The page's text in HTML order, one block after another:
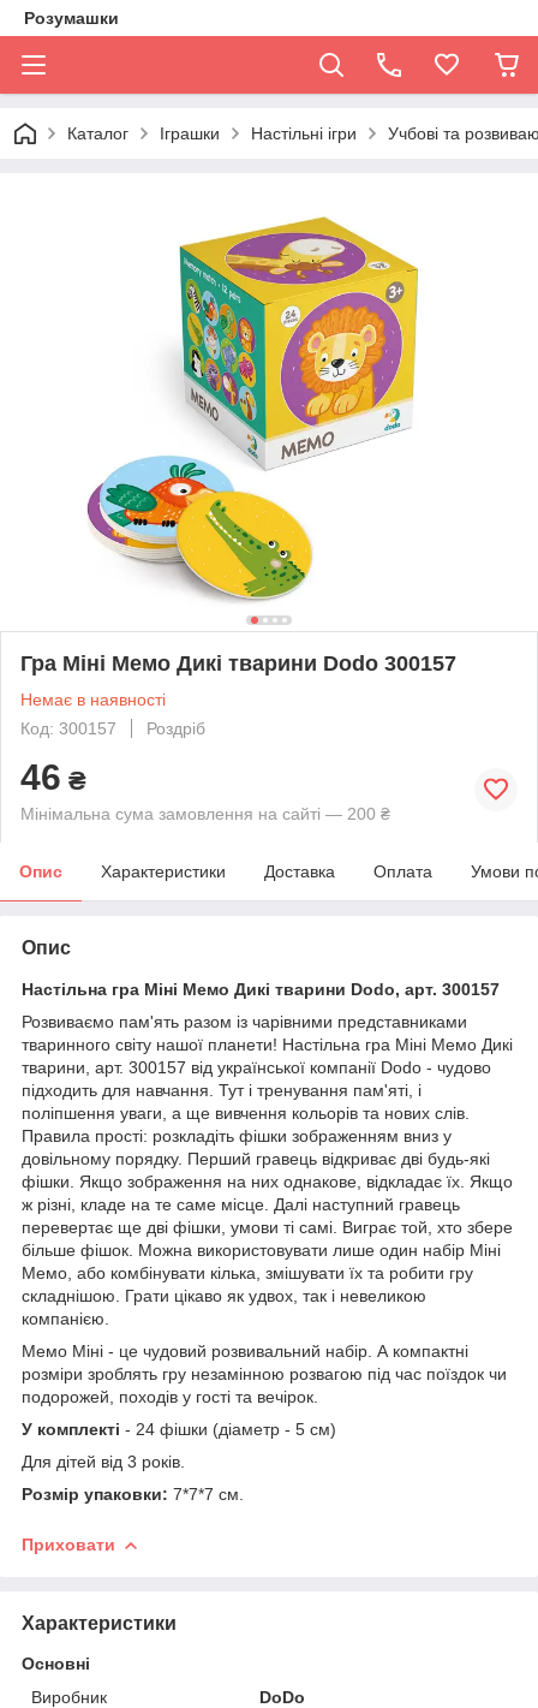
Розумашки
Каталог Іграшки Настільні ігри Учбові та
Гра Міні Мемо Дикі тварини Dodo 300157
Немає в наявності
Код: 300157
Роздріб
46 ₴
Мінімальна сума замовлення на сайті — 200 ₴
Опис Характеристики Доставка Оплата Умови
Опис
Настільна гра Міні Мемо Дикі тварини Dodo, арт. 300157
Розвиваємо пам'ять разом із чарівними представниками
тваринного світу нашої планети! Настільна гра Міні Мемо Дикі
тварини, арт. 300157 від української компанії Dodo - чудово
підходить для навчання. Тут і тренування пам'яті, і
поліпшення уваги, а ще вивчення кольорів та нових слів.
Правила прості: розкладіть фішки зображенням вниз у
довільному порядку. Перший гравець відкриває дві будь-які
фішки. Якщо зображення на них однакове, відкладає їх. Якщо
ж різні, кладе на те саме місце. Далі наступний гравець
перевертає ще дві фішки, умови ті самі. Виграє той, хто збере
більше фішок. Можна використовувати лише один набір Міні
Мемо, або комбінувати кілька, змішувати їх та робити гру
складнішою. Грати цікаво як удвох, так і невеликою
компанією.
Мемо Міні - це чудовий розвивальний набір. А компактні
розміри зроблять гру незамінною розвагою під час поїздок чи
подорожей, походів у гості та вечірок.
У комплекті - 24 фішки (діаметр - 5 см)
Для дітей від 3 років.
Розмір упаковки: 7*7*7 см.
Приховати
Характеристики
Основні
Виробник
DoDo